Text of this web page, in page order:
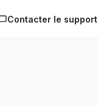
Contacter le support